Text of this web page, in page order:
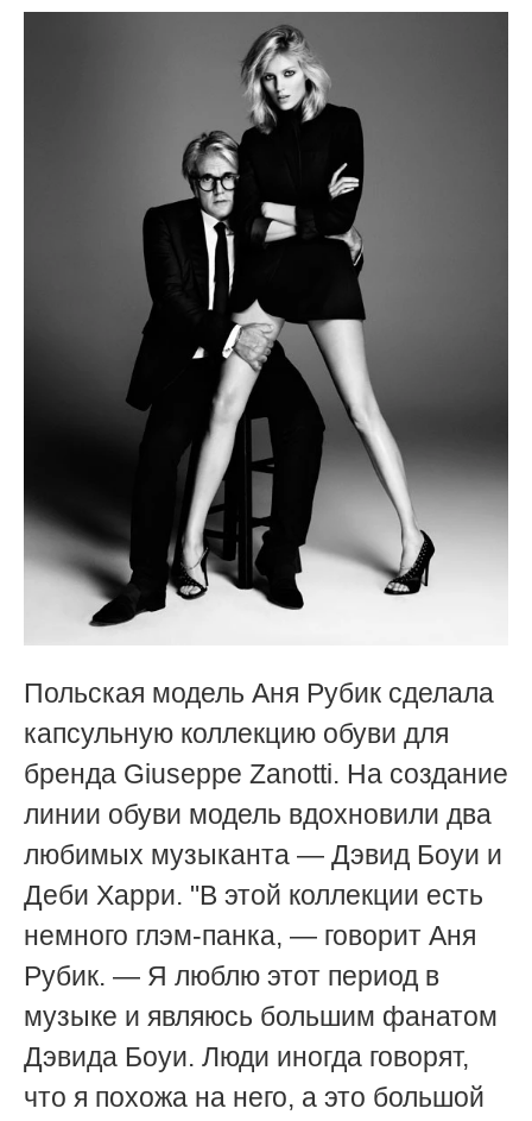
Польская модель Аня Рубик сделала
капсульную коллекцию обуви для
бренда Giuseppe Zanotti. На создание
линии обуви модель вдохновили два
любимых музыканта — Дэвид Боуи и
Деби Харри. "В этой коллекции есть
немного глэм-панка, — говорит Аня
Рубик. — Я люблю этот период в
музыке и являюсь большим фанатом
Дэвида Боуи. Люди иногда говорят,
что я похожа на него, а это большой